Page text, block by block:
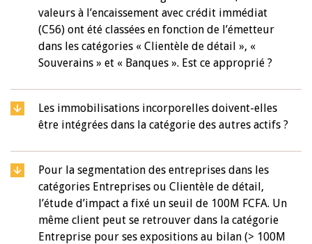
valeurs à l’encaissement avec crédit immédiat
(C56) ont été classées en fonction de l’émetteur
dans les catégories « Clientèle de détail », «
Souverains » et « Banques ». Est ce approprié ?
Les immobilisations incorporelles doivent-elles
être intégrées dans la catégorie des autres actifs ?
Pour la segmentation des entreprises dans les
catégories Entreprises ou Clientèle de détail,
l’étude d’impact a fixé un seuil de 100M FCFA. Un
même client peut se retrouver dans la catégorie
Entreprise pour ses expositions au bilan (> 100M